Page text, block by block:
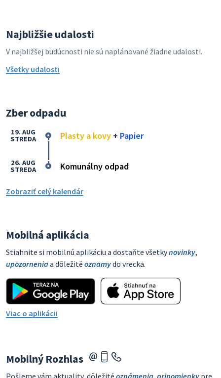
Najbližšie udalosti
V najbližšej budúcnosti nie sú naplánované žiadne udalosti.
Všetky udalosti
Zber odpadu
Plasty a kovy + Papier
19. AUG
STREDA
Komunálny odpad
26. AUG
STREDA
Zobraziť celý kalendár
Mobilná aplikácia
Stiahnite si mobilnú aplikáciu a dostaňte všetkynovinky,
upozorneniaa dôležité oznamydo vrecka.
Viac o aplikácii
Mobilný Rozhlas